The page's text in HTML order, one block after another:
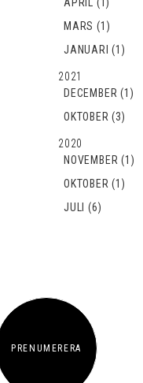
MARS (1)
JANUARI (1)
2021
DECEMBER (1)
OKTOBER (3)
2020
NOVEMBER (1)
OKTOBER (1)
JULI (6)
PRENUMERERA